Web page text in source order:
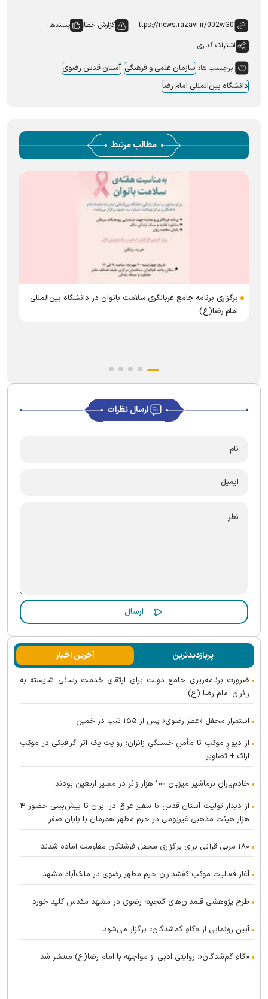
گزارش خطا
پسندها:
اشتراک گذاری
برچسب ها: سازمان علمی و فرهنگی آستان قدس رضوی
دانشگاه بین‌المللی امام رضا
مطالب مرتبط
برگزاری برنامه جامع غربالگری سلامت بانوان در دانشگاه بین‌المللی
امام رضا(ع)
ارسال نظرات
پربازدیدترین آخرین اخبار
ضرورت برنامه‌ریزی جامع دولت برای ارتقای خدمت رسانی شایسته به
زائران امام رضا (ع)
استمرار محفل «عطر رضوی» پس از ۱۵۵ شب در خمین
از دیوارِ موکب تا مأمنِ خستگیِ زائران؛ روایت یک اثر گرافیکی در موکب
اراک + تصاویر
خادم‌یاران نرماشیر میزبان ۱۰۰ هزار زائر در مسیر اربعین بودند
از دیدار تولیت آستان قدس با سفیر عراق در ایران تا پیش‌بینی حضور ۴
هزار هیئت مذهبی غیربومی در حرم مطهر همزمان با پایان صفر
۱۸۰ مربی قرآنی برای برگزاری محفل فرشتگان مقاومت آماده شدند
آغاز فعالیت موکب کفشداران حرم مطهر رضوی در ملک‌آباد مشهد
طرح پژوهشی قلمدان‌های گنجینه رضوی در مشهد مقدس کلید خورد
آیین رونمایی از «گاهِ گم‌شدگان» برگزار می‌شود
«گاهِ گم‌شدگان»؛ روایتی ادبی از مواجهه با امام رضا(ع) منتشر شد